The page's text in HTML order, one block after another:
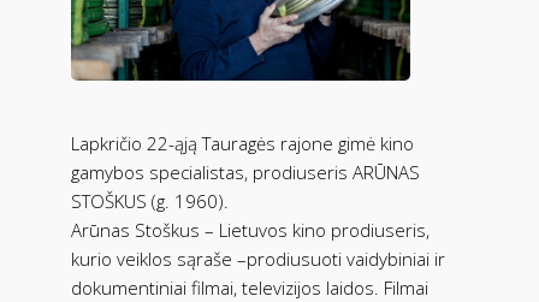
Lapkričio 22-ąją Tauragės rajone gimė kino
gamybos specialistas, prodiuseris ARŪNAS
STOŠKUS (g. 1960).
Arūnas Stoškus – Lietuvos kino prodiuseris,
kurio veiklos sąraše –prodiusuoti vaidybiniai ir
dokumentiniai filmai, televizijos laidos. Filmai